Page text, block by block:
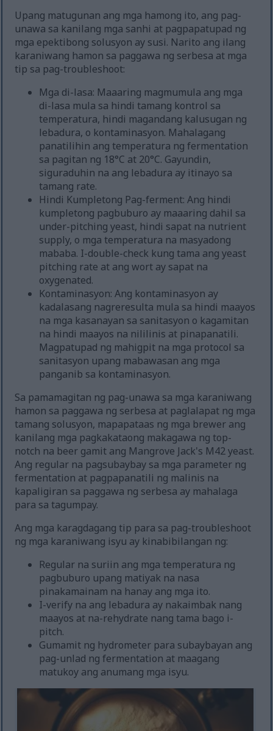
Upang matugunan ang mga hamong ito, ang pag-
unawa sa kanilang mga sanhi at pagpapatupad ng
mga epektibong solusyon ay susi. Narito ang ilang
karaniwang hamon sa paggawa ng serbesa at mga
tip sa pag-troubleshoot:
Mga di-lasa: Maaaring magmumula ang mga
di-lasa mula sa hindi tamang kontrol sa
temperatura, hindi magandang kalusugan ng
lebadura, o kontaminasyon. Mahalagang
panatilihin ang temperatura ng fermentation
sa pagitan ng 18°C at 20°C. Gayundin,
siguraduhin na ang lebadura ay itinayo sa
tamang rate.
Hindi Kumpletong Pag-ferment: Ang hindi
kumpletong pagbuburo ay maaaring dahil sa
under-pitching yeast, hindi sapat na nutrient
supply, o mga temperatura na masyadong
mababa. I-double-check kung tama ang yeast
pitching rate at ang wort ay sapat na
oxygenated.
Kontaminasyon: Ang kontaminasyon ay
kadalasang nagreresulta mula sa hindi maayos
na mga kasanayan sa sanitasyon o kagamitan
na hindi maayos na nililinis at pinapanatili.
Magpatupad ng mahigpit na mga protocol sa
sanitasyon upang mabawasan ang mga
panganib sa kontaminasyon.
Sa pamamagitan ng pag-unawa sa mga karaniwang
hamon sa paggawa ng serbesa at paglalapat ng mga
tamang solusyon, mapapataas ng mga brewer ang
kanilang mga pagkakataong makagawa ng top-
notch na beer gamit ang Mangrove Jack's M42 yeast.
Ang regular na pagsubaybay sa mga parameter ng
fermentation at pagpapanatili ng malinis na
kapaligiran sa paggawa ng serbesa ay mahalaga
para sa tagumpay.
Ang mga karagdagang tip para sa pag-troubleshoot
ng mga karaniwang isyu ay kinabibilangan ng:
Regular na suriin ang mga temperatura ng
pagbuburo upang matiyak na nasa
pinakamainam na hanay ang mga ito.
I-verify na ang lebadura ay nakaimbak nang
maayos at na-rehydrate nang tama bago i-
pitch.
Gumamit ng hydrometer para subaybayan ang
pag-unlad ng fermentation at maagang
matukoy ang anumang mga isyu.